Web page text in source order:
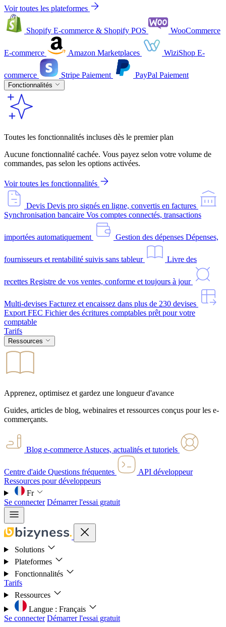
Voir toutes les plateformes
Shopify E-commerce & Shopify POS WooCommerce
E-commerce Amazon Marketplaces WiziShop E-
commerce Stripe Paiement PayPal Paiement
Fonctionnalités
Toutes les fonctionnalités incluses dès le premier plan
Aucune fonctionnalité cachée. Vous payez selon votre volume de
commandes, pas selon les options activées.
Voir toutes les fonctionnalités
Devis Devis pro signés en ligne, convertis en factures
Synchronisation bancaire Vos comptes connectés, transactions
importées automatiquement Gestion des dépenses Dépenses,
fournisseurs et rentabilité suivis sans tableur Livre des
recettes Registre de vos ventes, conforme et toujours à jour
Multi-devises Facturez et encaissez dans plus de 230 devises
Export FEC Fichier des écritures comptables prêt pour votre
comptable
Tarifs
Ressources
Apprenez, optimisez et gardez une longueur d'avance
Guides, articles de blog, webinaires et ressources conçus pour les e-
commerçants.
Blog e-commerce Astuces, actualités et tutoriels
Centre d'aide Questions fréquentes
API développeur
Ressources pour développeurs
Fr
Se connecter Démarrer l'essai gratuit
Solutions
Plateformes
Fonctionnalités
Tarifs
Ressources
Langue : Français
Se connecter Démarrer l'essai gratuit